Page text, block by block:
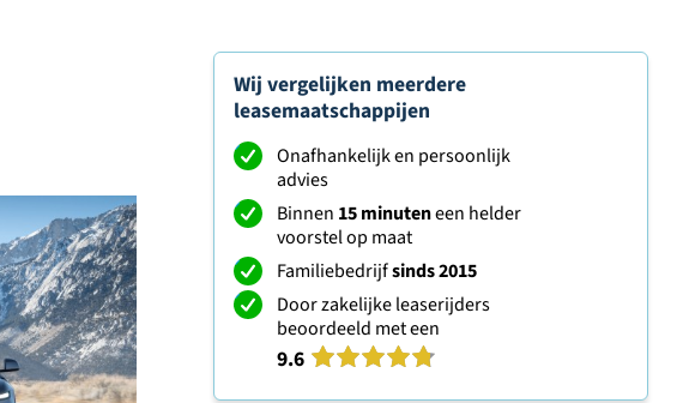
Wij vergelijken meerdere
leasemaatschappijen
Onafhankelijk en persoonlijk
advies
Binnen 15 minuteneen helder
voorstel op maat
Familiebedrijfsinds 2015
Door zakelijke leaserijders
beoordeeld met een
9.6